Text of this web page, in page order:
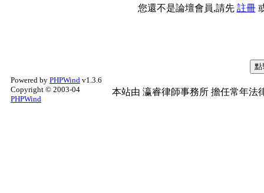
您還不是論壇會員,請先 註冊
Powered by PHPWind v1.3.6
Copyright © 2003-04
PHPWind
本站由 瀛睿律師事務所 擔任常年法